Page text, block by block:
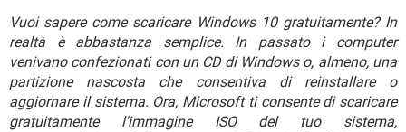
HARDWARE
INSTAGRAM WHATSAPP
TIKTOK FACEBOOK
HARDWARE
Vuoi sapere come scaricare Windows 10 gratuitamente? In
realtà è abbastanza semplice. In passato i computer
venivano confezionati con un CD di Windows o, almeno, una
partizione nascosta che consentiva di reinstallare o
aggiornare il sistema. Ora, Microsoft ti consente di scaricare
gratuitamente l'immagine ISO del tuo sistema,